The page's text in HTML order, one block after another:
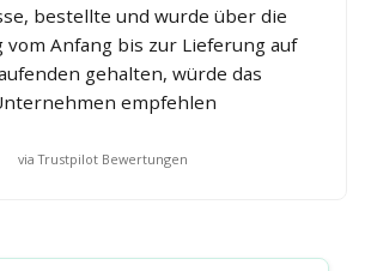
bestellte und wurde über die
vom Anfang bis zur Lieferung auf
gehalten, würde das
empfehlen
via Trustpilot Bewertungen